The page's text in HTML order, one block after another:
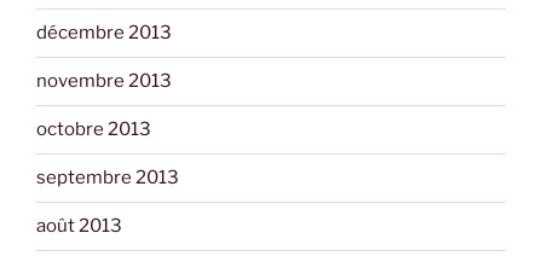
décembre 2013
novembre 2013
octobre 2013
septembre 2013
août 2013